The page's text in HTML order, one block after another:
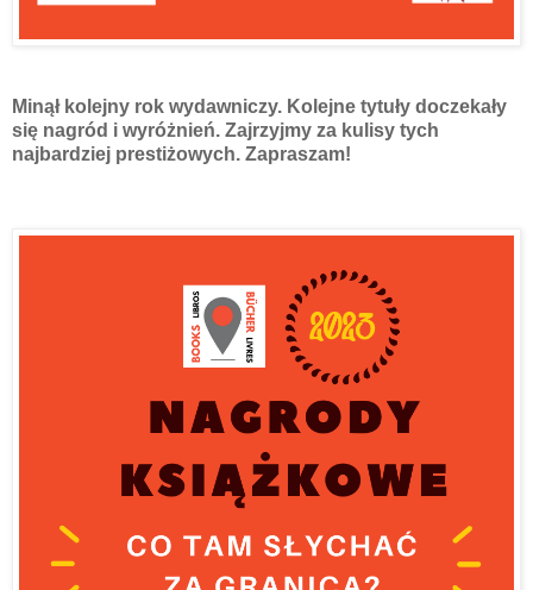
Minął kolejny rok wydawniczy. Kolejne tytuły doczekały
się nagród i wyróżnień. Zajrzyjmy za kulisy tych
najbardziej prestiżowych. Zapraszam!